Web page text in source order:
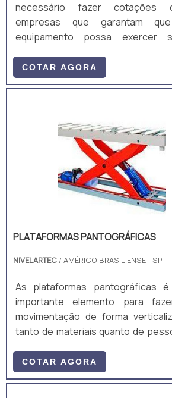
necessário fazer cotações
empresas que garantam
equipamento possa exercer
COTAR AGORA
PLATAFORMAS PANTOGRÁFICAS
NIVELARTEC / AMÉRICO BRASILIENSE - SP
As plataformas pantográficas é
importante elemento para
movimentação de forma
tanto de materiais quanto de
diversos segmentos
equipamento pode ser
COTAR AGORA